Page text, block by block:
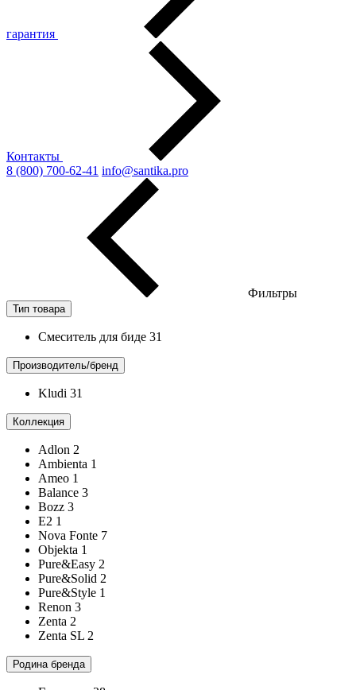
гарантия
Контакты
8 (800) 700-62-41 info@santika.pro
Фильтры
Тип товара
Смеситель для биде 31
Производитель/бренд
Kludi 31
Коллекция
Adlon 2
Ambienta 1
Ameo 1
Balance 3
Bozz 3
E2 1
Nova Fonte 7
Objekta 1
Pure&Easy 2
Pure&Solid 2
Pure&Style 1
Renon 3
Zenta 2
Zenta SL 2
Родина бренда